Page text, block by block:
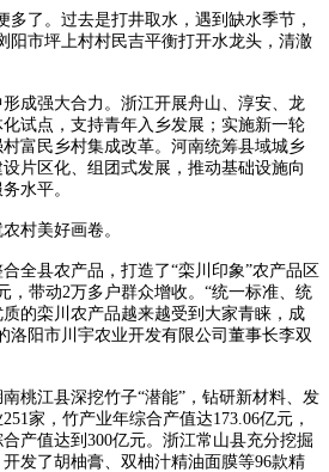
了。过去是打井取水，遇到缺水季节，
阳市坪上村村民吉平衡打开水龙头，清澈
强大合力。浙江开展舟山、淳安、龙
试点，支持青年入乡发展；实施新一轮
富民乡村集成改革。河南统筹县域城乡
片区化、组团式发展，推动基础设施向
水平。
村美好画卷。
县农产品，打造了“栾川印象”农产品区
，带动2万多户群众增收。“统一标准、统
的栾川农产品越来越受到大家青睐，成
洛阳市川宇农业开发有限公司董事长李双
江县深挖竹子“潜能”，钻研新材料、发
家，竹产业年综合产值达173.06亿元，
产值达到300亿元。浙江常山县充分挖掘
发了胡柚膏、双柚汁精油面膜等96款精